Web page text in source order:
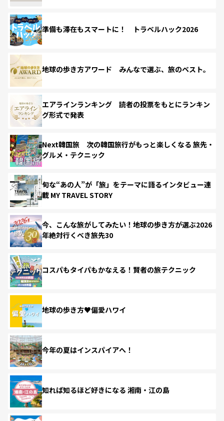
準備も滞在もスマートに！ トラベルハック2026
地球の歩き方アワード みんなで選ぶ、旅のベスト。
エアラインランキング 読者の投票をもとにランキン
グ形式で発表
Next韓国旅 次の韓国旅行がもっと楽しくなる 旅先・
グルメ・テクニック
旬な“あの人”が「旅」をテーマに語るインタビュー連
載 MY TRAVEL STORY
今、こんな旅がしてみたい！地球の歩き方が選ぶ2026
年絶対行くべき旅先30
コスパもタイパもかなえる！賢者の旅テクニック
地球の歩き方♥偏愛ハワイ
今年の夏はインスパイアへ！
知れば知るほど好きになる 湘南・江の島